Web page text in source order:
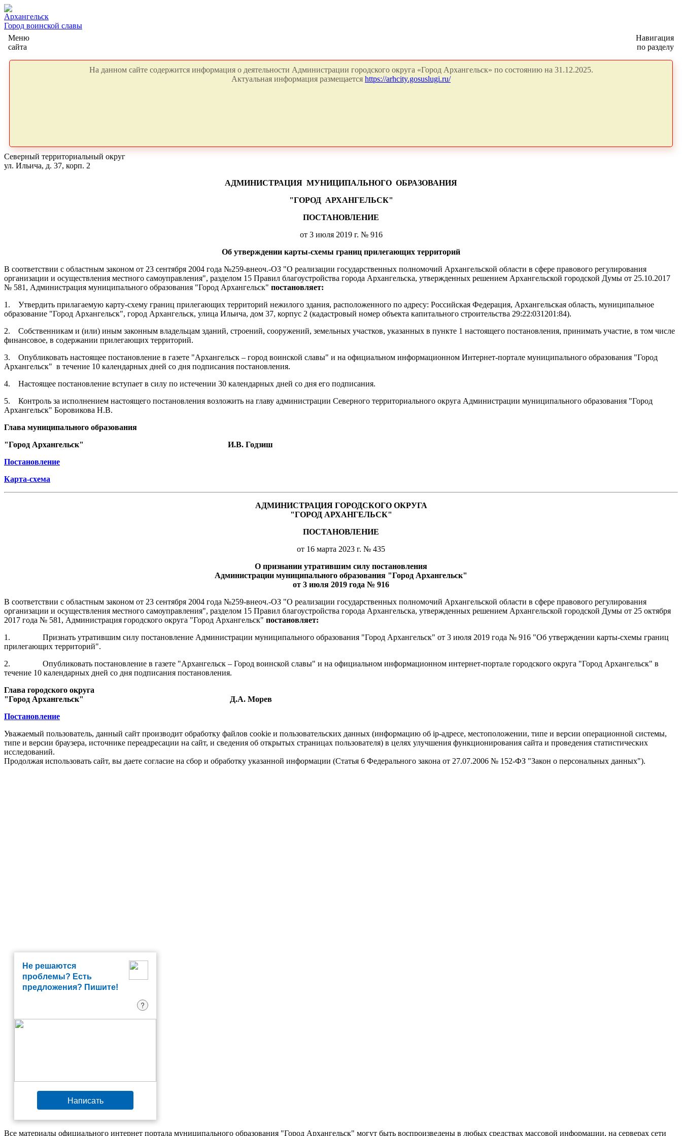
Архангельск
Город воинской славы
Меню
сайта
Навигация
по разделу
На данном сайте содержится информация о деятельности Администрации городского округа «Город Архангельск» по состоянию на 31.12.2025.
Актуальная информация размещается https://arhcity.gosuslugi.ru/
Северный территориальный округ
ул. Ильича, д. 37, корп. 2
АДМИНИСТРАЦИЯ МУНИЦИПАЛЬНОГО ОБРАЗОВАНИЯ
"ГОРОД АРХАНГЕЛЬСК"
ПОСТАНОВЛЕНИЕ
от 3 июля 2019 г. № 916
Об утверждении карты-схемы границ прилегающих территорий
В соответствии с областным законом от 23 сентября 2004 года №259-внеоч.-ОЗ "О реализации государственных полномочий Архангельской области в сфере правового регулирования
организации и осуществления местного самоуправления", разделом 15 Правил благоустройства города Архангельска, утвержденных решением Архангельской городской Думы от 25.10.2017
№ 581, Администрация муниципального образования "Город Архангельск" постановляет:
1.
Утвердить прилагаемую карту-схему границ прилегающих территорий нежилого здания, расположенного по адресу: Российская Федерация, Архангельская область, муниципальное
образование "Город Архангельск", город Архангельск, улица Ильича, дом 37, корпус 2 (кадастровый номер объекта капитального строительства 29:22:031201:84).
2.
Собственникам и (или) иным законным владельцам зданий, строений, сооружений, земельных участков, указанных в пункте 1 настоящего постановления, принимать участие, в том числе
финансовое, в содержании прилегающих территорий.
3.
Опубликовать настоящее постановление в газете "Архангельск – город воинской славы" и на официальном информационном Интернет-портале муниципального образования "Город
Архангельск" в течение 10 календарных дней со дня подписания постановления.
4.
Настоящее постановление вступает в силу по истечении 30 календарных дней со дня его подписания.
5.
Контроль за исполнением настоящего постановления возложить на главу администрации Северного территориального округа Администрации муниципального образования "Город
Архангельск" Боровикова Н.В.
Глава муниципального образования
"Город Архангельск"
И.В. Годзиш
Постановление
Карта-схема
АДМИНИСТРАЦИЯ ГОРОДСКОГО ОКРУГА
"ГОРОД АРХАНГЕЛЬСК"
ПОСТАНОВЛЕНИЕ
от 16 марта 2023 г. № 435
О признании утратившим силу постановления
Администрации муниципального образования "Город Архангельск"
от 3 июля 2019 года № 916
В соответствии с областным законом от 23 сентября 2004 года №259-внеоч.-ОЗ "О реализации государственных полномочий Архангельской области в сфере правового регулирования
организации и осуществления местного самоуправления", разделом 15 Правил благоустройства города Архангельска, утвержденных решением Архангельской городской Думы от 25 октября
2017 года № 581, Администрация городского округа "Город Архангельск" постановляет:
1.
Признать утратившим силу постановление Администрации муниципального образования "Город Архангельск" от 3 июля 2019 года № 916 "Об утверждении карты-схемы границ
прилегающих территорий".
2.
Опубликовать постановление в газете "Архангельск – Город воинской славы" и на официальном информационном интернет-портале городского округа "Город Архангельск" в
течение 10 календарных дней со дня подписания постановления.
Глава городского округа
"Город Архангельск"
Д.А. Морев
Постановление
Уважаемый пользователь, данный сайт производит обработку файлов cookie и пользовательских данных (информацию об ip-адресе, местоположении, типе и версии операционной системы,
типе и версии браузера, источнике переадресации на сайт, и сведения об открытых страницах пользователя) в целях улучшения функционирования сайта и проведения статистических
исследований.
Продолжая использовать сайт, вы даете согласие на сбор и обработку указанной информации (Статья 6 Федерального закона от 27.07.2006 № 152-ФЗ "Закон о персональных данных").
Не решаются
проблемы? Есть
предложения? Пишите!
?
Написать
Все материалы официального интернет портала муниципального образования "Город Архангельск" могут быть воспроизведены в любых средствах массовой информации, на серверах сети